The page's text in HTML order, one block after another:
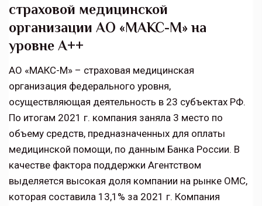
страховой медицинской
организации АО «МАКС-М» на
уровне А++
АО «МАКС-М» – страховая медицинская
организация федерального уровня,
осуществляющая деятельность в 23 субъектах РФ.
По итогам 2021 г. компания заняла 3 место по
объему средств, предназначенных для оплаты
медицинской помощи, по данным Банка России. В
качестве фактора поддержки Агентством
выделяется высокая доля компании на рынке ОМС,
которая составила 13,1% за 2021 г. Компания